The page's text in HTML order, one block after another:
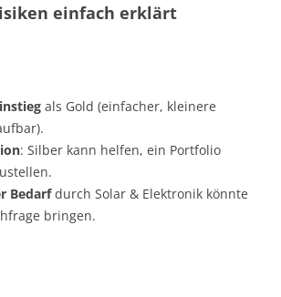
einfach erklärt
als Gold (einfacher, kleinere
: Silber kann helfen, ein Portfolio
Bedarfdurch Solar & Elektronik könnte
bringen.